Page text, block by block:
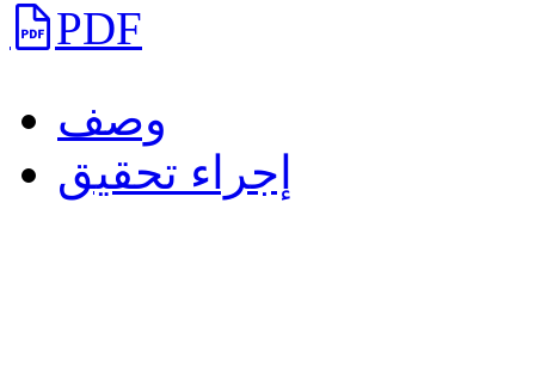
PDF
وصف
إجراء تحقيق